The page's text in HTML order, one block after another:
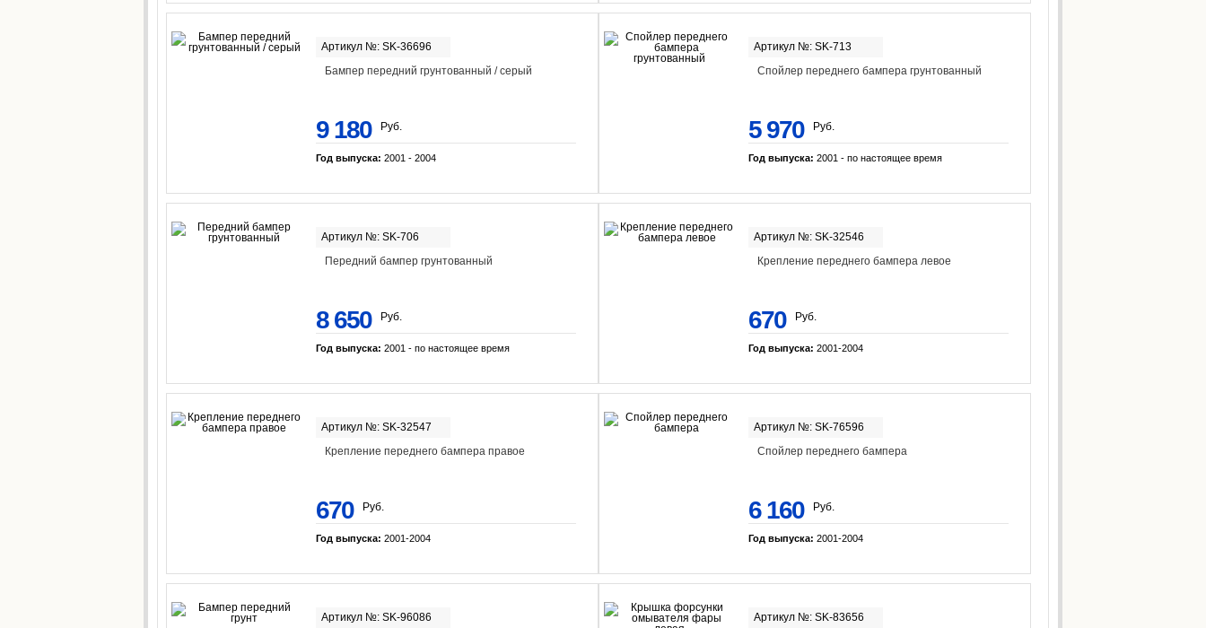
Артикул №: SK-36696
Бампер передний грунтованный / серый
9 180 Руб.
Год выпуска: 2001 - 2004
Артикул №: SK-713
Спойлер переднего бампера грунтованный
5 970 Руб.
Год выпуска: 2001 - по настоящее время
Артикул №: SK-706
Передний бампер грунтованный
8 650 Руб.
Год выпуска: 2001 - по настоящее время
Артикул №: SK-32546
Крепление переднего бампера левое
670 Руб.
Год выпуска: 2001-2004
Артикул №: SK-32547
Крепление переднего бампера правое
670 Руб.
Год выпуска: 2001-2004
Артикул №: SK-76596
Спойлер переднего бампера
6 160 Руб.
Год выпуска: 2001-2004
Артикул №: SK-96086 Артикул №: SK-83656